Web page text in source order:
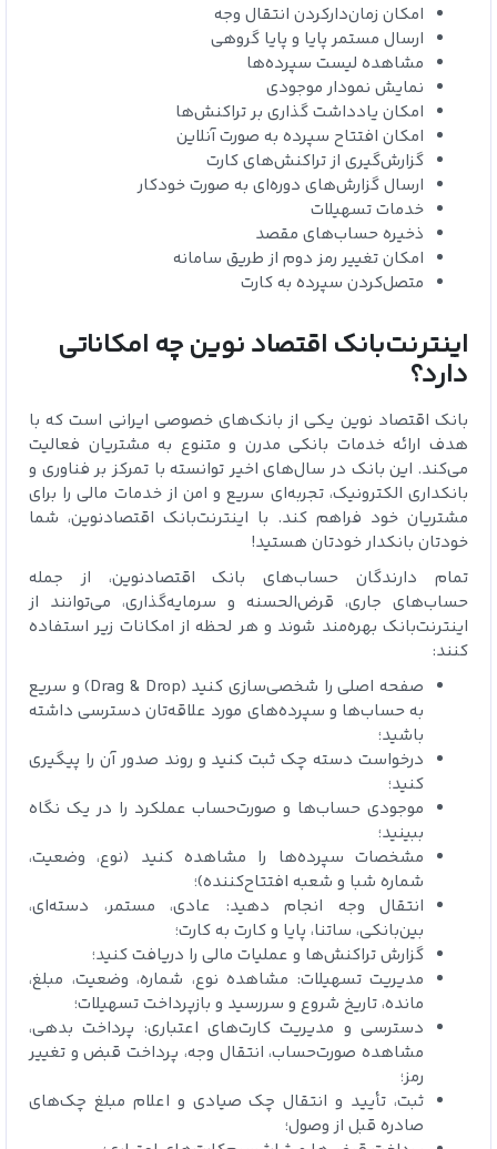
امکان زمان‌دارکردن انتقال وجه
ارسال مستمر پایا و پایا گروهی
مشاهده لیست سپرده‌ها
نمایش نمودار موجودی
امکان یادداشت‌ گذاری بر تراکنش‌ها
امکان افتتاح سپرده به صورت آنلاین
گزارش‌گیری از تراکنش‌های کارت
ارسال گزارش‌های دوره‌ای به صورت خودکار
خدمات تسهیلات
ذخیره حساب‌های مقصد
امکان تغییر رمز دوم از طریق سامانه
متصل‌کردن سپرده به کارت
اینترنت‌بانک اقتصاد نوین چه امکاناتی
دارد؟
بانک اقتصاد نوین یکی از بانک‌های خصوصی ایرانی است که با
هدف ارائه خدمات بانکی مدرن و متنوع به مشتریان فعالیت
می‌کند. این بانک در سال‌های اخیر توانسته با تمرکز بر فناوری و
بانکداری الکترونیک، تجربه‌ای سریع و امن از خدمات مالی را برای
مشتریان خود فراهم کند. با اینترنت‌بانک اقتصادنوین، شما
خودتان بانکدار خودتان هستید!
تمام دارندگان حساب‌های بانک اقتصادنوین، از جمله
حساب‌های جاری، قرض‌الحسنه و سرمایه‌گذاری، می‌توانند از
اینترنت‌بانک بهره‌مند شوند و هر لحظه از امکانات زیر استفاده
کنند:
صفحه اصلی را شخصی‌سازی کنید (Drag & Drop) و سریع
به حساب‌ها و سپرده‌های مورد علاقه‌تان دسترسی داشته
باشید؛
درخواست دسته چک ثبت کنید و روند صدور آن را پیگیری
کنید؛
موجودی حساب‌ها و صورت‌حساب عملکرد را در یک نگاه
ببینید؛
مشخصات سپرده‌ها را مشاهده کنید (نوع، وضعیت،
شماره شبا و شعبه افتتاح‌کننده)؛
انتقال وجه انجام دهید: عادی، مستمر، دسته‌ای،
بین‌بانکی، ساتنا، پایا و کارت به کارت؛
گزارش تراکنش‌ها و عملیات مالی را دریافت کنید؛
مدیریت تسهیلات: مشاهده نوع، شماره، وضعیت، مبلغ،
مانده، تاریخ شروع و سررسید و بازپرداخت تسهیلات؛
دسترسی و مدیریت کارت‌های اعتباری: پرداخت بدهی،
مشاهده صورت‌حساب، انتقال وجه، پرداخت قبض و تغییر
رمز؛
ثبت، تأیید و انتقال چک صیادی و اعلام مبلغ چک‌های
صادره قبل از وصول؛